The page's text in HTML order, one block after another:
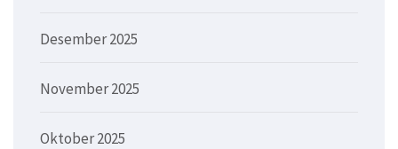
Desember 2025
November 2025
Oktober 2025